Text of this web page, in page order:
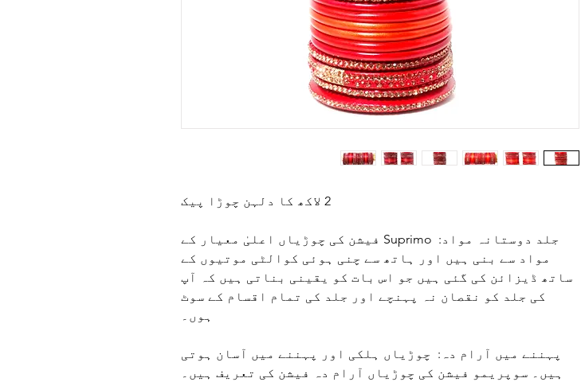
2 لاکھ کا دلہن چوڑا پیک
جلد دوستانہ مواد: Suprimo فیشن کی چوڑیاں اعلیٰ معیار کے
مواد سے بنی ہیں اور ہاتھ سے چنی ہوئی کوالٹی موتیوں کے
ساتھ ڈیزائن کی گئی ہیں جو اس بات کو یقینی بناتی ہیں کہ آپ
کی جلد کو نقصان نہ پہنچے اور جلد کی تمام اقسام کے سوٹ
ہوں۔
پہننے میں آرام دہ: چوڑیاں ہلکی اور پہننے میں آسان ہوتی
ہیں۔ سوپریمو فیشن کی چوڑیاں آرام دہ فیشن کی تعریف ہیں۔